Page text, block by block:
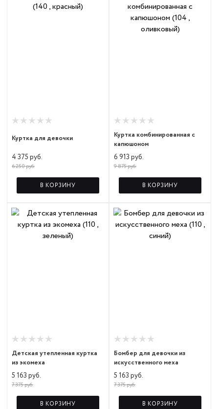
Куртка для девочки
4 375 руб.
6 250 руб.
В КОРЗИНУ
Куртка комбинированная с
капюшоном
6 913 руб.
9 875 руб.
В КОРЗИНУ
Детская утепленная куртка
из экомеха
5 163 руб.
7 375 руб.
В КОРЗИНУ
Бомбер для девочки из
искусственного меха
5 163 руб.
7 375 руб.
В КОРЗИНУ